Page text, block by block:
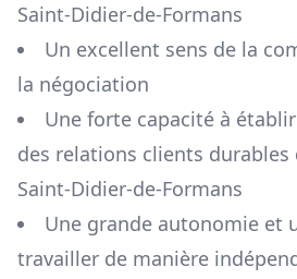
Saint-Didier-de-Formans
Un excellent sens de la
la négociation
Une forte capacité à
des relations clients durables
Saint-Didier-de-Formans
Une grande autonomie et
travailler de manière